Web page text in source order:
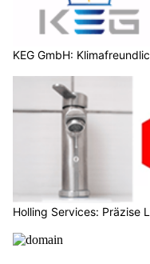
KEG GmbH:
Holling Services: Präzise